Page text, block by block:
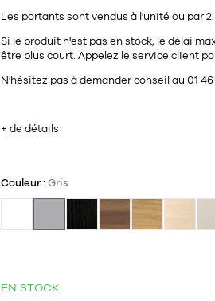
Les portants sont vendus à l'unité ou par 2.
Si le produit n'est pas en stock, le délai
être plus court. Appelez le service client
N'hésitez pas à demander conseil au 01 46
+ de détails
Couleur :Gris
EN STOCK